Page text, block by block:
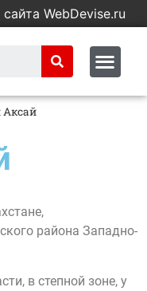
WebDevise.ru
Аксай
района Западно-
в степной зоне, у